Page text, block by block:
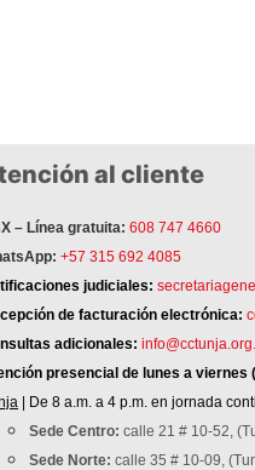
al cliente
– Línea gratuita: 608 747 4660
+57 315 692 4085
judiciales:
de facturación electrónica:
adicionales:
presencial de lunes a viernes
| De 8 a.m. a 4 p.m. en jornada
Sede Centro: calle 21 # 10-52,
Sede Norte: calle 35 # 10-09,